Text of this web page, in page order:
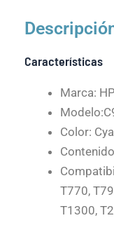
Características
Marca: HP
Color:
T770,
T1300,